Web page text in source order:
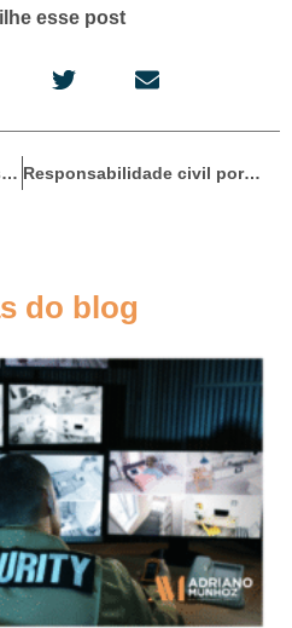
esse post
Jornada de trabalho excessiva e falta de intervalo: o que a Justiça garante ao trabalhador Responsabilidade civil por omissão: negligência de instituições de longa permanência e cuidadores
do blog